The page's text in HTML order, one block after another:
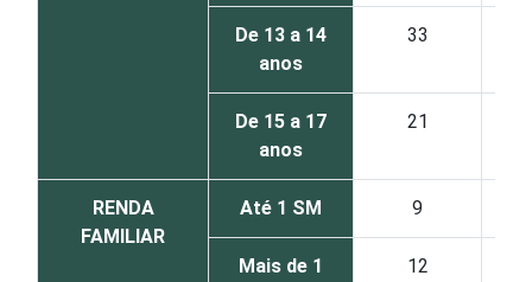
De 13 a 14
anos
33
De 15 a 17
anos
21
RENDA
FAMILIAR
Até 1 SM 9
Mais de 1
12